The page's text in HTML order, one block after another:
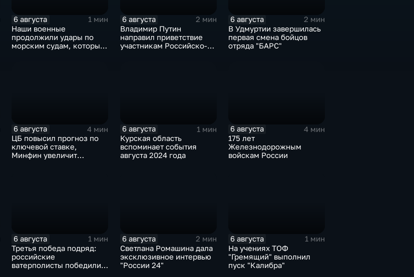
6 августа
1 мин
Наши военные
продолжили удары по
морским судам, которые
6 августа
2 мин
Владимир Путин
направил приветствие
участникам Российско-
6 августа
2 мин
В Удмуртии завершилась
первая смена бойцов
отряда "БАРС"
6 августа
4 мин
ЦБ повысил прогноз по
ключевой ставке,
Минфин увеличит
6 августа
1 мин
Курская область
вспоминает события
августа 2024 года
6 августа
4 мин
175 лет
Железнодорожным
войскам России
6 августа
1 мин
Третья победа подряд:
российские
ватерполисты победили
6 августа
2 мин
Светлана Ромашина дала
эксклюзивное интервью
"России 24"
6 августа
1 мин
На учениях ТОФ
"Гремящий" выполнил
пуск "Калибра"